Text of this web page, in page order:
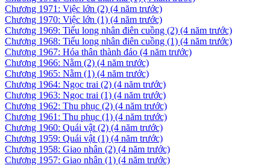
Chương 1971: Việc lớn (2) (4 năm trước)
Chương 1970: Việc lớn (1) (4 năm trước)
Chương 1969: Tiểu long nhân điên cuồng (2) (4 năm trước)
Chương 1968: Tiểu long nhân điên cuồng (1) (4 năm trước)
Chương 1967: Hóa thân thành đảo (4 năm trước)
Chương 1966: Nằm (2) (4 năm trước)
Chương 1965: Nằm (1) (4 năm trước)
Chương 1964: Ngọc trai (2) (4 năm trước)
Chương 1963: Ngọc trai (1) (4 năm trước)
Chương 1962: Thu phục (2) (4 năm trước)
Chương 1961: Thu phục (1) (4 năm trước)
Chương 1960: Quái vật (2) (4 năm trước)
Chương 1959: Quái vật (1) (4 năm trước)
Chương 1958: Giao nhân (2) (4 năm trước)
Chương 1957: Giao nhân (1) (4 năm trước)